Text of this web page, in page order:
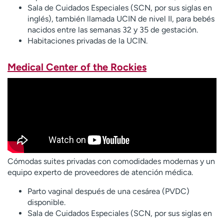
Sala de Cuidados Especiales (SCN, por sus siglas en
inglés), también llamada UCIN de nivel II, para bebés
nacidos entre las semanas 32 y 35 de gestación.
Habitaciones privadas de la UCIN.
Medical Center of the Rockies
Cómodas suites privadas con comodidades modernas y un
equipo experto de proveedores de atención médica.
Parto vaginal después de una cesárea (PVDC)
disponible.
Sala de Cuidados Especiales (SCN, por sus siglas en